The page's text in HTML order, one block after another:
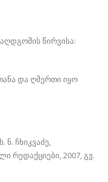
წირვისა:
და ღმერთი იყო
ნ. ჩხიკვაძე,
რედაქციები, 2007, გვ.